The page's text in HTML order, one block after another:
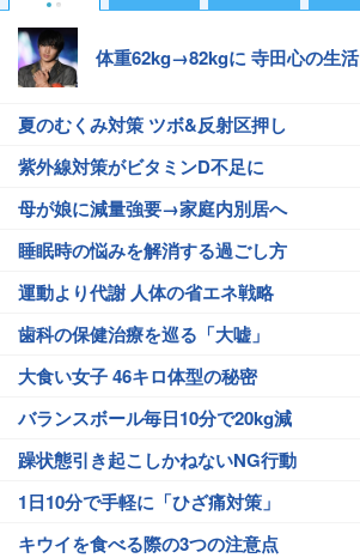
体重62kg→82kgに 寺田心の生活
夏のむくみ対策 ツボ&反射区押し
紫外線対策がビタミンD不足に
母が娘に減量強要→家庭内別居へ
睡眠時の悩みを解消する過ごし方
運動より代謝 人体の省エネ戦略
歯科の保健治療を巡る「大嘘」
大食い女子 46キロ体型の秘密
バランスボール毎日10分で20kg減
躁状態引き起こしかねないNG行動
1日10分で手軽に「ひざ痛対策」
キウイを食べる際の3つの注意点